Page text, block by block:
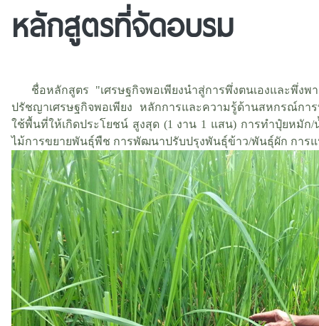
หลักสูตรที่จัดอบรม
ชื่อหลักสูตร "เศรษฐกิจพอเพียงนำสู่การพึ่งตนเองและพึ่งพ
ปรัชญาเศรษฐกิจพอเพียง หลักการและความรู้ด้านสหกรณ์ก
ใช้พื้นที่ให้เกิดประโยชน์ สูงสุด (1 งาน 1 แสน) การทำปุ๋ยหมั
ไม้การขยายพันธุ์พืช การพัฒนาปรับปรุงพันธุ์ข้าว/พันธุ์ผัก การ